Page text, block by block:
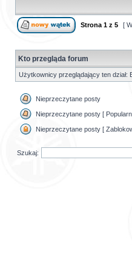
Strona 1 z 5 [
Kto przegląda forum
Użytkownicy przeglądający ten
Nieprzeczytane posty
Nieprzeczytane posty [
Nieprzeczytane posty [
Szukaj: